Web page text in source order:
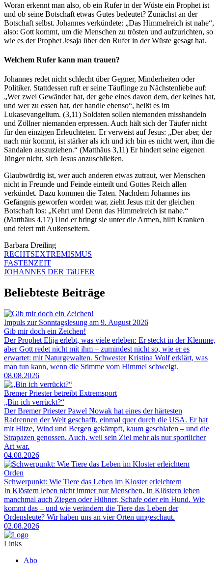
Woran erkennt man also, ob ein Rufer in der Wüste ein Prophet ist
und ob seine Botschaft etwas Gutes bedeutet? Zunächst an der
Botschaft selbst. Johannes verkündete: „Das Himmelreich ist nahe“,
also: Gott kommt, um die Menschen zu trösten und aufzurichten, so
wie es der Prophet Jesaja über den Rufer in der Wüste gesagt hat.
Welchem Rufer kann man trauen?
Johannes redet nicht schlecht über Gegner, Minderheiten oder
Politiker. Stattdessen ruft er seine Täuflinge zu Nächstenliebe auf:
„Wer zwei Gewänder hat, der gebe eines davon dem, der keines hat,
und wer zu essen hat, der handle ebenso“, heißt es im
Lukasevangelium. (3,11) Soldaten sollen niemanden misshandeln
und Zöllner niemanden erpressen. Auch hält sich der Täufer nicht
für den einzigen Erleuchteten. Er verweist auf Jesus: „Der aber, der
nach mir kommt, ist stärker als ich und ich bin es nicht wert, ihm die
Sandalen auszuziehen.“ (Matthäus 3,11) Er hindert seine eigenen
Jünger nicht, sich Jesus anzuschließen.
Glaubwürdig ist, wer auch anderen etwas zutraut, wer Menschen
nicht in Freunde und Feinde einteilt und Gottes Reich allen
verkündet. Dazu kommen die Taten. Nachdem Johannes ins
Gefängnis geworfen worden war, zieht Jesus mit der gleichen
Botschaft los: „Kehrt um! Denn das Himmelreich ist nahe.“
(Matthäus 4,17) Und er bringt sie unter die Armen, hilft Kranken
und feiert mit Außenseitern.
Barbara Dreiling
RECHTSEXTREMISMUS
FASTENZEIT
JOHANNES DER TäUFER
Beliebteste Beiträge
Impuls zur Sonntagslesung am 9. August 2026
Gib mir doch ein Zeichen!
Der Prophet Elija erlebt, was viele erleben: Er steckt in der Klemme,
aber Gott redet nicht mit ihm – zumindest nicht so, wie er es
erwartet: mit Naturgewalten. Schwester Kristina Wolf erklärt, was
man tun kann, wenn die Stimme vom Himmel schweigt.
08.08.2026
Bremer Priester betreibt Extremsport
„Bin ich verrückt?“
Der Bremer Priester Pawel Nowak hat eines der härtesten
Radrennen der Welt geschafft, einmal quer durch die USA. Er hat
mit Hitze, Wind und Bergen gekämpft, kaum geschlafen – und die
Strapazen genossen. Auch, weil sein Ziel mehr als nur sportlicher
Art war.
04.08.2026
Orden
Schwerpunkt: Wie Tiere das Leben im Kloster erleichtern
In Klöstern leben nicht immer nur Menschen. In Klöstern leben
manchmal auch Ziegen oder Hühner, Schafe oder ein Hund. Wie
kommt das – und wie verändern die Tiere das Leben der
Ordensleute? Wir haben uns an vier Orten umgeschaut.
02.08.2026
Links
Abo